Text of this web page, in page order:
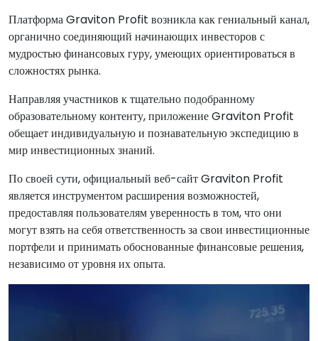
Платформа Graviton Profit возникла как гениальный канал,
органично соединяющий начинающих инвесторов с
мудростью финансовых гуру, умеющих ориентироваться в
сложностях рынка.
Направляя участников к тщательно подобранному
образовательному контенту, приложение Graviton Profit
обещает индивидуальную и познавательную экспедицию в
мир инвестиционных знаний.
По своей сути, официальный веб-сайт Graviton Profit
является инструментом расширения возможностей,
предоставляя пользователям уверенность в том, что они
могут взять на себя ответственность за свои инвестиционные
портфели и принимать обоснованные финансовые решения,
независимо от уровня их опыта.